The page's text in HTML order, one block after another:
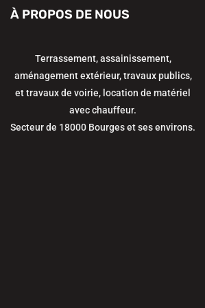
À PROPOS DE NOUS
Terrassement, assainissement,
aménagement extérieur, travaux publics,
et travaux de voirie, location de matériel
avec chauffeur.
Secteur de 18000 Bourges et ses environs.